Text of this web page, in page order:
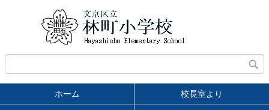
ホーム 校長室より